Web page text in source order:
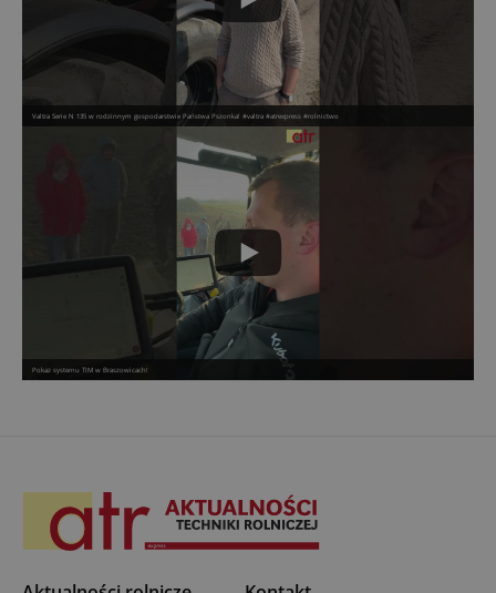
Valtra Serie N 135 w rodzinnym gospodarstwie Państwa Pszonka! #valtra #atrexpress #rolnictwo
Pokaz systemu TIM w Braszowicach!